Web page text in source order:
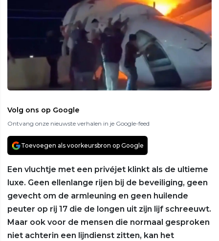
Volg ons op Google
Ontvang onze nieuwste verhalen in je Google-feed
Toevoegen als voorkeursbron op Google
Een vluchtje met een privéjet klinkt als de ultieme
luxe. Geen ellenlange rijen bij de beveiliging, geen
gevecht om de armleuning en geen huilende
peuter op rij 17 die de longen uit zijn lijf schreeuwt.
Maar ook voor de mensen die normaal gesproken
niet achterin een lijndienst zitten, kan het